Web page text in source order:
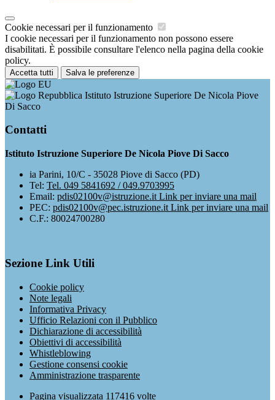
Cookie necessari per il funzionamento
I cookie necessari per il funzionamento non possono essere
disabilitati. È possibile consultare l'elenco nella pagina della cookie
policy.
Accetta tutti Salva le preferenze
Istituto Istruzione Superiore De Nicola Piove
Di Sacco
Contatti
Istituto Istruzione Superiore De Nicola Piove Di Sacco
ia Parini, 10/C - 35028 Piove di Sacco (PD)
Tel: Tel. 049 5841692 / 049.9703995
Email: pdis02100v@istruzione.it Link per inviare una mail
PEC: pdis02100v@pec.istruzione.it Link per inviare una mail
C.F.: 80024700280
Sezione Link Utili
Cookie policy
Note legali
Informativa Privacy
Ufficio Relazioni con il Pubblico
Dichiarazione di accessibilità
Obiettivi di accessibilità
Whistleblowing
Gestione consensi cookie
Amministrazione trasparente
Pagina visualizzata 117416 volte